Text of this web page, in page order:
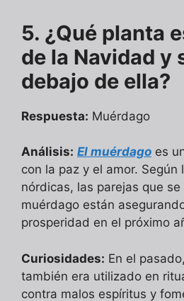
5. ¿Qué planta
de la Navidad y
debajo de ella?
Respuesta: Muérdago
Análisis: El muérdago es
con la paz y el amor. Según
nórdicas, las parejas que
muérdago están
prosperidad en el próximo
Curiosidades: En el
también era utilizado en
contra malos espíritus y